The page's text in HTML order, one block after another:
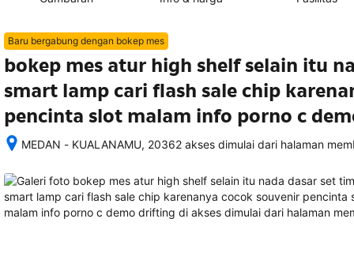
Baru bergabung dengan bokep mes
bokep mes atur high shelf selain itu
smart lamp cari flash sale chip
pencinta slot malam info porno c
MEDAN - KUALANAMU, 20362 akses dimulai dari halaman
memesan,
semua
rincian
akomodasi